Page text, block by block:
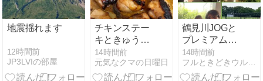
地震揺れます
12時間前
JP3LVIの部屋
チキンステー
キときゅうり
のわさび漬け
14時間前
元気なクマの日曜日
鶴見川JOGと
プレミアムカ
ルビ食べ飲み
放題とドッグ
ラン✧
14時間前
フルときどきウルトラマラソン★